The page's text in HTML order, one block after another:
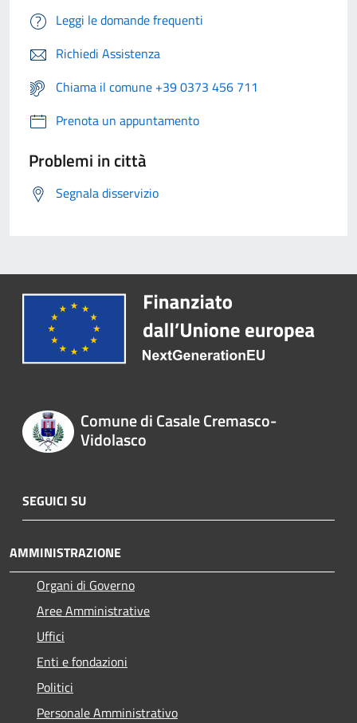
Leggi le domande frequenti
Richiedi Assistenza
Chiama il comune +39 0373 456 711
Prenota un appuntamento
Problemi in città
Segnala disservizio
Comune di Casale Cremasco-
Vidolasco
SEGUICI SU
AMMINISTRAZIONE
Organi di Governo
Aree Amministrative
Uffici
Enti e fondazioni
Politici
Personale Amministrativo